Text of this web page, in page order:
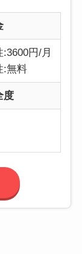
:3600円/月
:無料
度